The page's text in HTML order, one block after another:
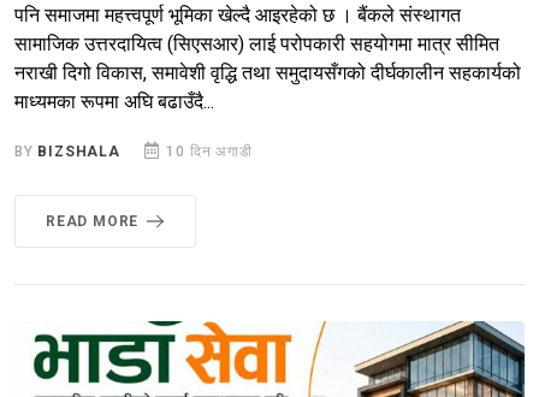
पनि समाजमा महत्त्वपूर्ण भूमिका खेल्दै आइरहेको छ । बैंकले संस्थागत
सामाजिक उत्तरदायित्व (सिएसआर) लाई परोपकारी सहयोगमा मात्र सीमित
नराखी दिगो विकास, समावेशी वृद्धि तथा समुदायसँगको दीर्घकालीन सहकार्यको
माध्यमका रूपमा अघि बढाउँदै...
BY BIZSHALA 10 दिन अगाडी
READ MORE